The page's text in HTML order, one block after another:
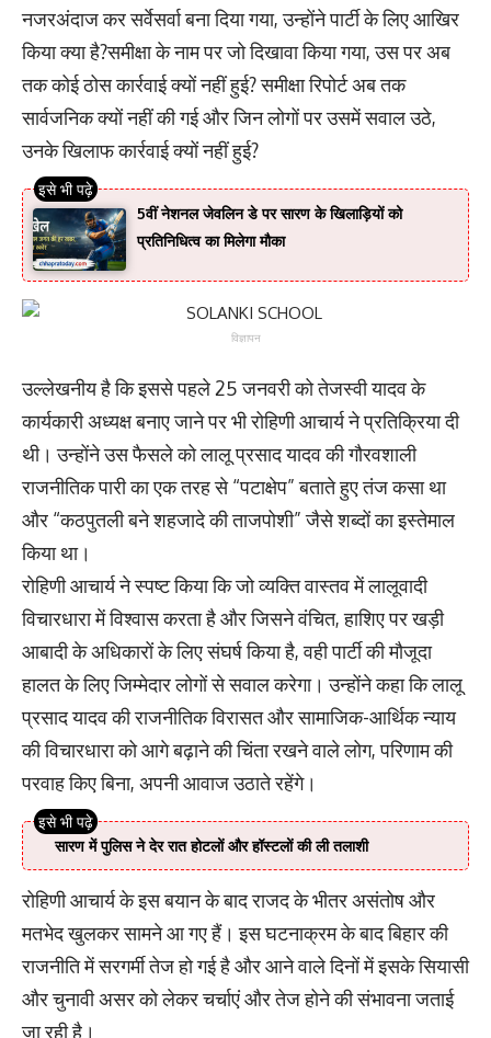
नजरअंदाज कर सर्वेसर्वा बना दिया गया, उन्होंने पार्टी के लिए आखिर
किया क्या है?समीक्षा के नाम पर जो दिखावा किया गया, उस पर अब
तक कोई ठोस कार्रवाई क्यों नहीं हुई? समीक्षा रिपोर्ट अब तक
सार्वजनिक क्यों नहीं की गई और जिन लोगों पर उसमें सवाल उठे,
उनके खिलाफ कार्रवाई क्यों नहीं हुई?
5वीं नेशनल जेवलिन डे पर सारण के खिलाड़ियों को
प्रतिनिधित्व का मिलेगा मौका
विज्ञापन
उल्लेखनीय है कि इससे पहले 25 जनवरी को तेजस्वी यादव के
कार्यकारी अध्यक्ष बनाए जाने पर भी रोहिणी आचार्य ने प्रतिक्रिया दी
थी। उन्होंने उस फैसले को लालू प्रसाद यादव की गौरवशाली
राजनीतिक पारी का एक तरह से “पटाक्षेप” बताते हुए तंज कसा था
और “कठपुतली बने शहजादे की ताजपोशी” जैसे शब्दों का इस्तेमाल
किया था।
रोहिणी आचार्य ने स्पष्ट किया कि जो व्यक्ति वास्तव में लालूवादी
विचारधारा में विश्वास करता है और जिसने वंचित, हाशिए पर खड़ी
आबादी के अधिकारों के लिए संघर्ष किया है, वही पार्टी की मौजूदा
हालत के लिए जिम्मेदार लोगों से सवाल करेगा। उन्होंने कहा कि लालू
प्रसाद यादव की राजनीतिक विरासत और सामाजिक-आर्थिक न्याय
की विचारधारा को आगे बढ़ाने की चिंता रखने वाले लोग, परिणाम की
परवाह किए बिना, अपनी आवाज उठाते रहेंगे।
सारण में पुलिस ने देर रात होटलों और हॉस्टलों की ली तलाशी
रोहिणी आचार्य के इस बयान के बाद राजद के भीतर असंतोष और
मतभेद खुलकर सामने आ गए हैं। इस घटनाक्रम के बाद बिहार की
राजनीति में सरगर्मी तेज हो गई है और आने वाले दिनों में इसके सियासी
और चुनावी असर को लेकर चर्चाएं और तेज होने की संभावना जताई
जा रही है।